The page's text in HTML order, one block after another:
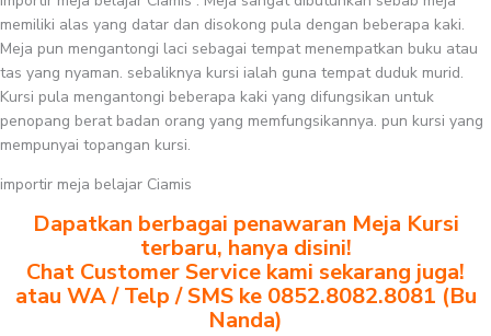
memiliki alas yang datar dan disokong pula dengan beberapa kaki.
Meja pun mengantongi laci sebagai tempat menempatkan buku atau
tas yang nyaman. sebaliknya kursi ialah guna tempat duduk murid.
Kursi pula mengantongi beberapa kaki yang difungsikan untuk
penopang berat badan orang yang memfungsikannya. pun kursi yang
mempunyai topangan kursi.
importir meja belajar Ciamis
Dapatkan berbagai penawaran Meja Kursi
terbaru, hanya disini!
Chat Customer Service kami sekarang juga!
atau WA / Telp / SMS ke 0852.8082.8081 (Bu
Nanda)